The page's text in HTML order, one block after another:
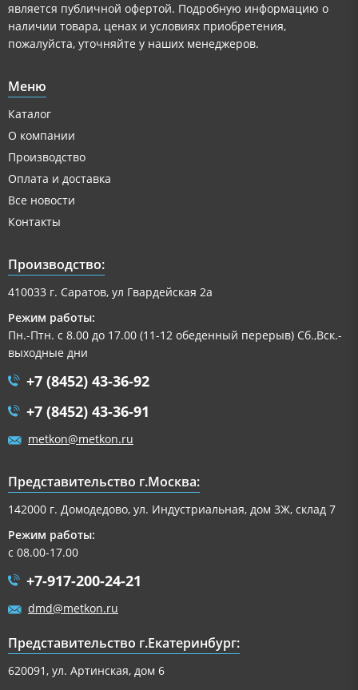
является публичной офертой. Подробную информацию о
наличии товара, ценах и условиях приобретения,
пожалуйста, уточняйте у наших менеджеров.
Меню
Каталог
О компании
Производство
Оплата и доставка
Все новости
Контакты
Производство:
410033 г. Саратов, ул Гвардейская 2а
Режим работы:
Пн.-Птн. с 8.00 до 17.00 (11-12 обеденный перерыв) Сб.,Вск.-
выходные дни
+7 (8452) 43-36-92
+7 (8452) 43-36-91
metkon@metkon.ru
Представительство г.Москва:
142000 г. Домодедово, ул. Индустриальная, дом 3Ж, склад 7
Режим работы:
с 08.00-17.00
+7-917-200-24-21
dmd@metkon.ru
Представительство г.Екатеринбург:
620091, ул. Артинская, дом 6